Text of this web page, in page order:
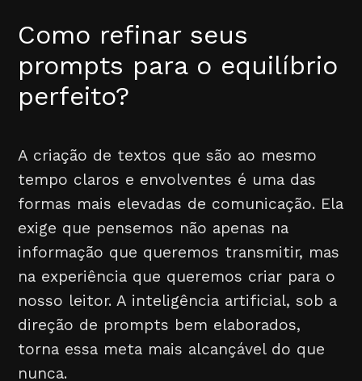
Como refinar seus
prompts para o equilíbrio
perfeito?
A criação de textos que são ao mesmo
tempo claros e envolventes é uma das
formas mais elevadas de comunicação. Ela
exige que pensemos não apenas na
informação que queremos transmitir, mas
na experiência que queremos criar para o
nosso leitor. A inteligência artificial, sob a
direção de prompts bem elaborados,
torna essa meta mais alcançável do que
nunca.